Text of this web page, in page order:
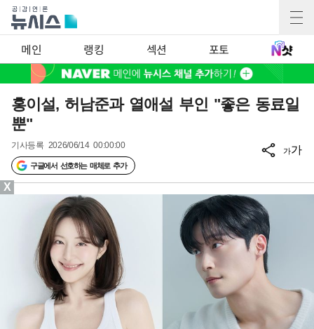
메인 랭킹 섹션 포토
홍이설, 허남준과 열애설 부인 "좋은 동료일
뿐"
기사등록 2026/06/14 00:00:00
구글에서 선호하는 매체로 추가
가가
X